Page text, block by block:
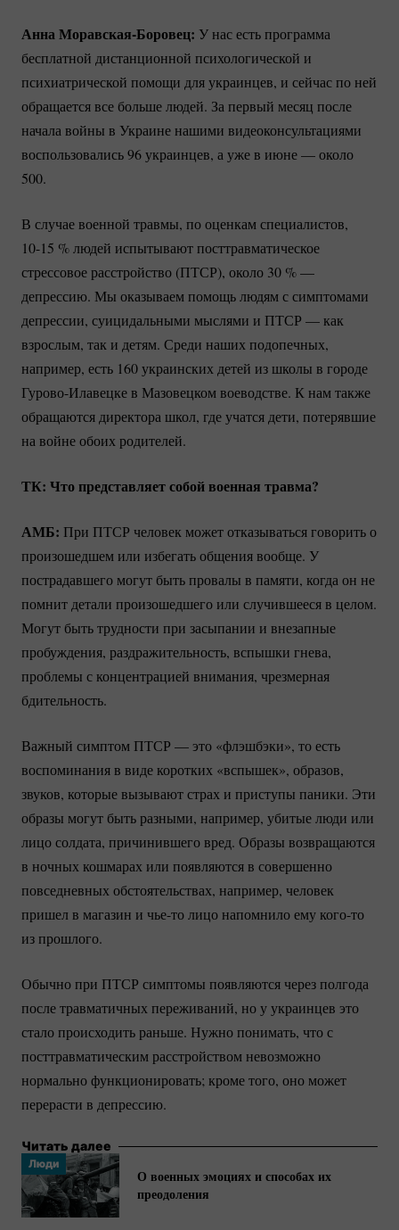
АннаМоравская-Боровец: У нас есть программа
бесплатной дистанционной психологической и
психиатрической помощи для украинцев, и сейчас по ней
обращается все больше людей. За первый месяц после
начала войны в Украине нашими видеоконсультациями
воспользовались 96 украинцев, а уже в июне — около
500.
В случае военной травмы, по оценкам специалистов,
10-15 % людей испытывают посттравматическое
стрессовое расстройство (ПТСР), около 30 %—
депрессию. Мы оказываем помощь людям с симптомами
депрессии, суицидальными мыслями и ПТСР — как
взрослым, так и детям. Среди наших подопечных,
например, есть 160 украинских детей из школы в городе
Гурово-Илавецкев Мазовецком воеводстве. К нам также
обращаются директора школ, где учатся дети, потерявшие
на войне обоих родителей.
ТК: Что представляет собой военная травма?
АМБ: При ПТСР человек может отказываться говорить о
произошедшем или избегать общения вообще. У
пострадавшего могут быть провалы в памяти, когда он не
помнит детали произошедшего или случившееся в целом.
Могут быть трудности при засыпании и внезапные
пробуждения, раздражительность, вспышки гнева,
проблемы с концентрацией внимания, чрезмерная
бдительность.
Важный симптом ПТСР — это «флэшбэки», то есть
воспоминания в виде коротких «вспышек», образов,
звуков, которые вызывают страх и приступы паники. Эти
образы могут быть разными, например, убитые люди или
лицо солдата, причинившего вред. Образы возвращаются
в ночных кошмарах или появляются в совершенно
повседневных обстоятельствах, например, человек
пришел в магазин и чье-то лицо напомнило емукого-то
из прошлого.
Обычно при ПТСР симптомы появляются через полгода
после травматичных переживаний, но у украинцев это
стало происходить раньше. Нужно понимать, что с
посттравматическим расстройством невозможно
нормально функционировать; кроме того, оно может
перерасти в депрессию.
Читать далее
Люди
О военных эмоциях и способах их
преодоления